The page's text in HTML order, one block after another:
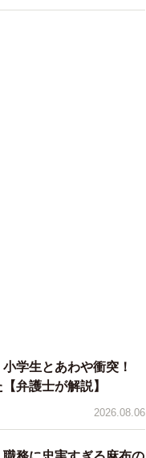
学生とあわや衝突！
弁護士が解説】
2026.08.06